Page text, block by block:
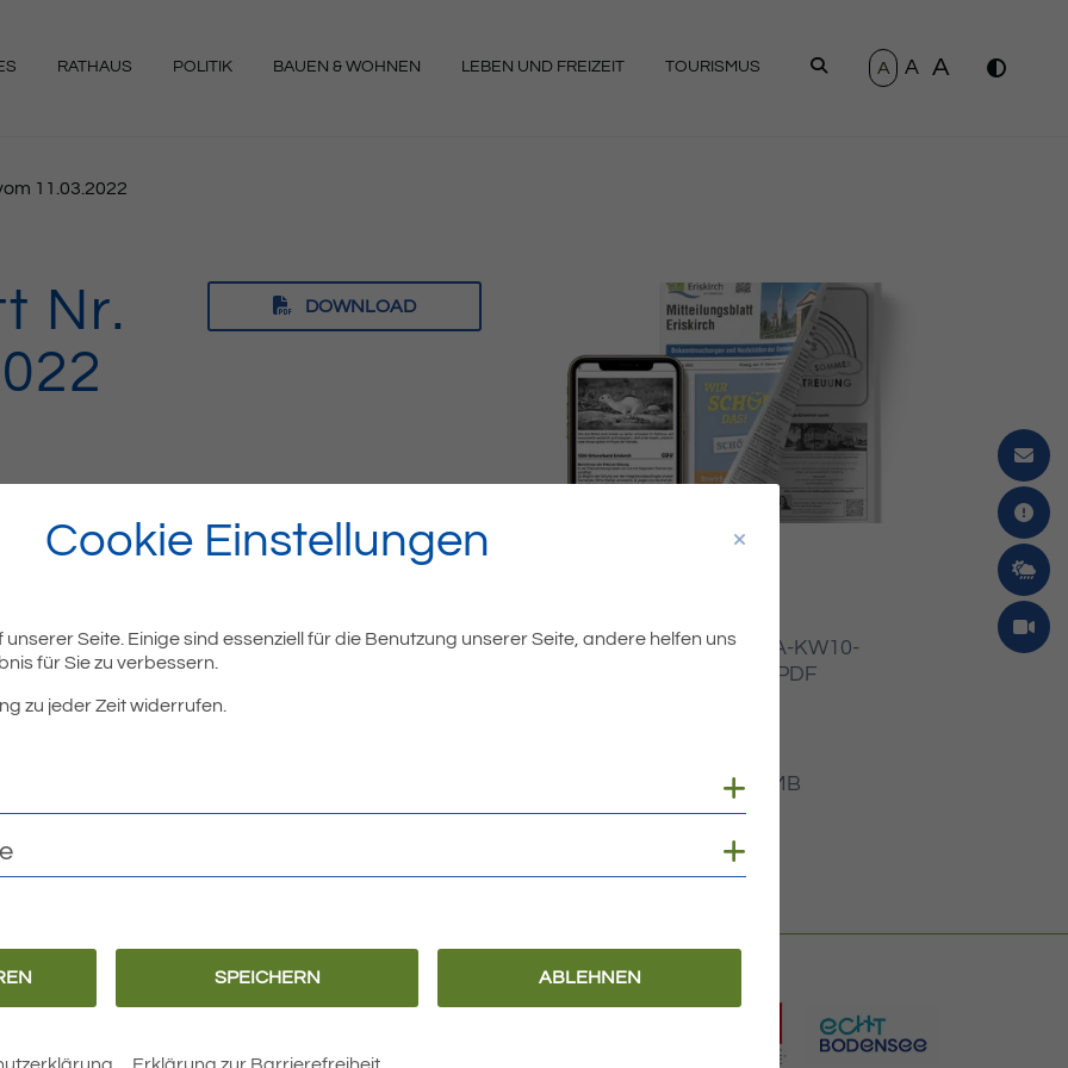
RATHAUS POLITIK BAUEN & WOHNEN LEBEN UND FREIZEIT TOURISMUS SUCHEN
A A A
11.03.2022
Nr.
DOWNLOAD
Dateiname
MIBLA-KW10-
2022.PDF
4.37 MB
Cookie Einstellungen
Seite. Einige sind essenziell für die Benutzung unserer Seite, andere helfen uns
für Sie zu verbessern.
zu jeder Zeit widerrufen.
Cookies anzeigen
SPEICHERN ABLEHNEN
Erklärung zur Barrierefreiheit